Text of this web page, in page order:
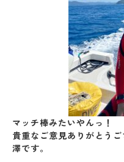
マッチ棒みたいやんっ！
貴重なご意見ありがとう
澤です。